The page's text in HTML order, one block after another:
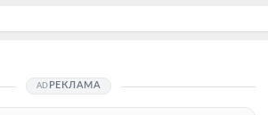
РЕКЛАМА